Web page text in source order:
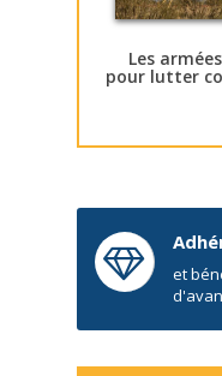
Les
pour lutter
et